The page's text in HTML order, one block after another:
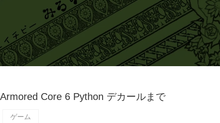
Armored Core 6 Python デカールまで
ゲーム